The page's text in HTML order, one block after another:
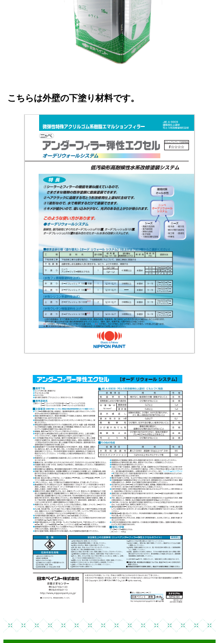
こちらは外壁の下塗り材料です。